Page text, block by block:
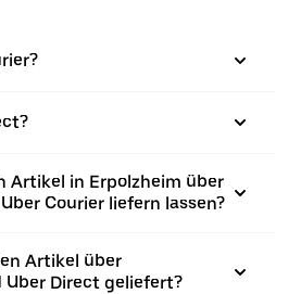
Artikel in Erpolzheim über
Courier liefern lassen?
Artikel über
Uber Direct geliefert?